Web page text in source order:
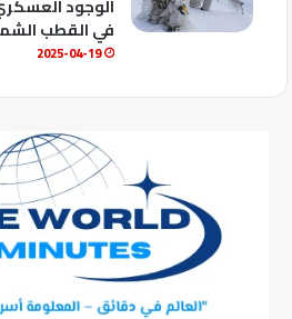
الوجود
في القطب
2025-04-19